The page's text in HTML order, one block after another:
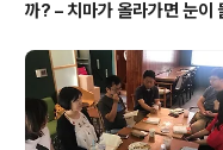
까? – 치마가 올라가면 눈이